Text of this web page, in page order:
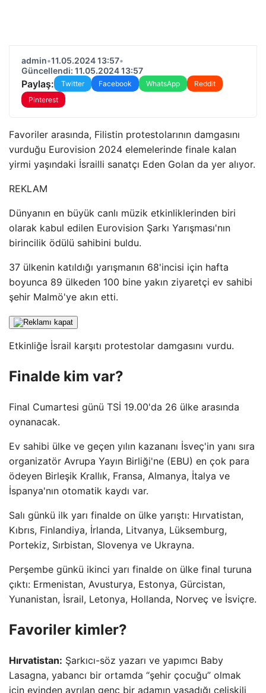
admin•11.05.2024 13:57•
Güncellendi: 11.05.2024 13:57
Paylaş: Twitter Facebook WhatsApp
Reddit
Pinterest
Favoriler arasında, Filistin protestolarının damgasını
vurduğu Eurovision 2024 elemelerinde finale kalan
yirmi yaşındaki İsrailli sanatçı Eden Golan da yer alıyor.
REKLAM
Dünyanın en büyük canlı müzik etkinliklerinden biri
olarak kabul edilen Eurovision Şarkı Yarışması'nın
birincilik ödülü sahibini buldu.
37 ülkenin katıldığı yarışmanın 68'incisi için hafta
boyunca 89 ülkeden 100 bine yakın ziyaretçi ev sahibi
şehir Malmö'ye akın etti.
Etkinliğe İsrail karşıtı protestolar damgasını vurdu.
Finalde kim var?
Final Cumartesi günü TSİ 19.00'da 26 ülke arasında
oynanacak.
Ev sahibi ülke ve geçen yılın kazananı İsveç'in yanı sıra
organizatör Avrupa Yayın Birliği'ne (EBU) en çok para
ödeyen Birleşik Krallık, Fransa, Almanya, İtalya ve
İspanya'nın otomatik kaydı var.
Salı günkü ilk yarı finalde on ülke yarıştı: Hırvatistan,
Kıbrıs, Finlandiya, İrlanda, Litvanya, Lüksemburg,
Portekiz, Sırbistan, Slovenya ve Ukrayna.
Perşembe günkü ikinci yarı finalde on ülke final turuna
çıktı: Ermenistan, Avusturya, Estonya, Gürcistan,
Yunanistan, İsrail, Letonya, Hollanda, Norveç ve İsviçre.
Favoriler kimler?
Hırvatistan: Şarkıcı-söz yazarı ve yapımcı Baby
Lasagna, yabancı bir ortamda “şehir çocuğu” olmak
için evinden ayrılan genç bir adamın yaşadığı çelişkili